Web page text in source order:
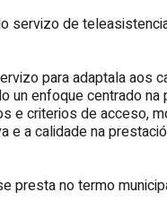
servizo de
para adaptala
enfoque centrado
criterios de acceso,
a calidade na
presta no termo